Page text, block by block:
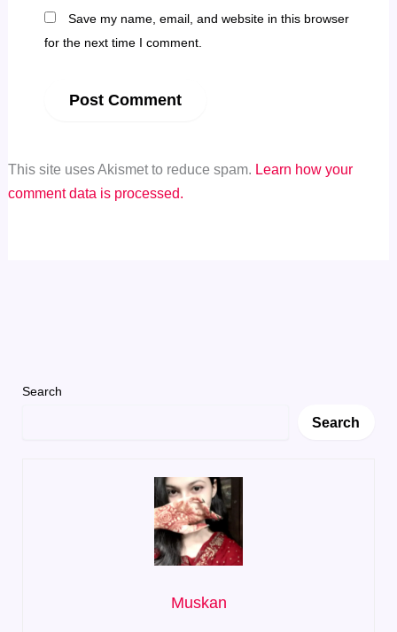
Save my name, email, and website in this browser
for the next time I comment.
This site uses Akismet to reduce spam. Learn how your
comment data is processed.
Search
Search
Muskan